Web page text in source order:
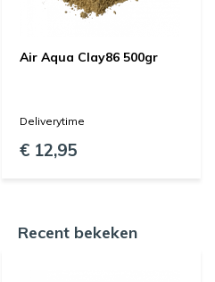
Air Aqua Clay86 500gr
Deliverytime
€ 12,95
Recent bekeken